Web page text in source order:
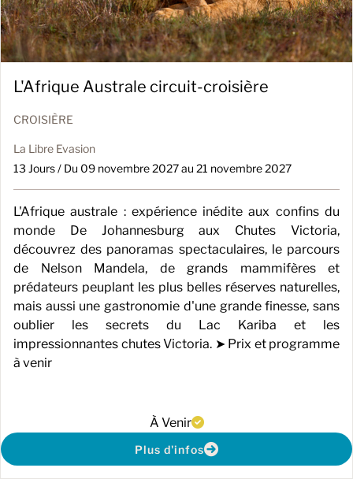
L'Afrique Australe circuit-croisière
CROISIÈRE
La Libre Evasion
13 Jours / Du 09 novembre 2027 au 21 novembre 2027
L'Afrique australe : expérience inédite aux confins du
monde De Johannesburg aux Chutes Victoria,
découvrez des panoramas spectaculaires, le parcours
de Nelson Mandela, de grands mammifères et
prédateurs peuplant les plus belles réserves naturelles,
mais aussi une gastronomie d'une grande finesse, sans
oublier les secrets du Lac Kariba et les
impressionnantes chutes Victoria. ➤ Prix et programme
à venir
À Venir
Plus d'infos